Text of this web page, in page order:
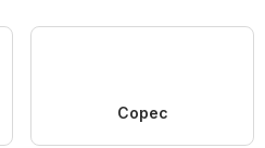
Copec